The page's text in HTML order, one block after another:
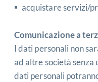
acquistare servizi/
Comunicazione a
I dati personali non
ad altre società senza
dati personali